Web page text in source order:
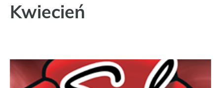
Kwiecień